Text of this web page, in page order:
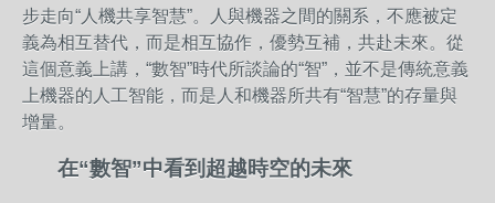
步走向“人機共享智慧”。人與機器之間的關系，不應被定
義為相互替代，而是相互協作，優勢互補，共赴未來。從
這個意義上講，“數智”時代所談論的“智”，並不是傳統意義
上機器的人工智能，而是人和機器所共有“智慧”的存量與
增量。
在“數智”中看到超越時空的未來